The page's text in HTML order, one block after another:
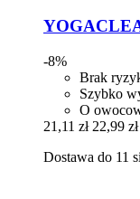
-8%
Brak
Szybko
O
21,11 zł 22,99 zł
Dostawa do 11